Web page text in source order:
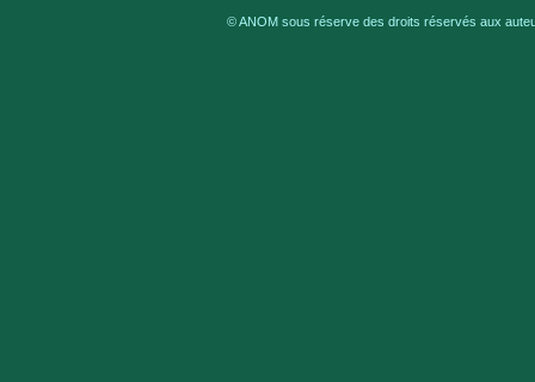
© ANOM sous réserve des droits réservés aux